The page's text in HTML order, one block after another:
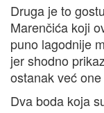
Druga je to
Marenčića koji
puno lagodnije
jer shodno
ostanak već
Dva boda koja